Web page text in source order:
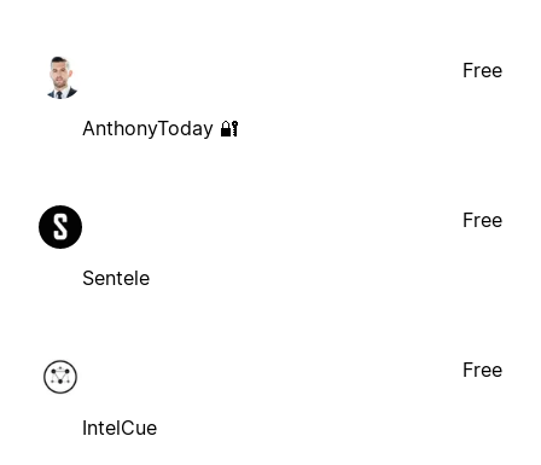
AnthonyToday 🔐
Free
Sentele
Free
IntelCue
Free